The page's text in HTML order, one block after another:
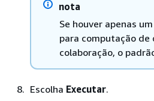
nota
Se houver apenas
para computação de
colaboração, o
Escolha Executar.